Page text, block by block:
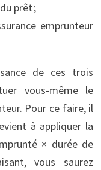
prêt ;
emprunteur
de ces trois
vous-même le
Pour ce faire, il
à appliquer la
× durée de
vous saurez